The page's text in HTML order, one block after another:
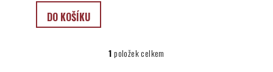
DO KOŠÍKU
O
1položek celkem